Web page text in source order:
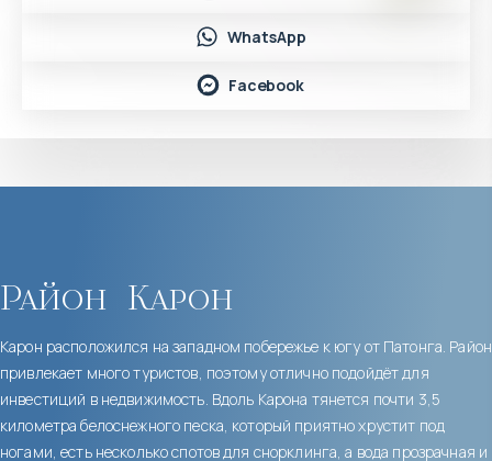
WhatsApp
Facebook
Район Карон
Карон расположился на западном побережье к югу от Патонга. Район
привлекает много туристов, поэтому отлично подойдёт для
инвестиций в недвижимость. Вдоль Карона тянется почти 3,5
километра белоснежного песка, который приятно хрустит под
ногами, есть несколько спотов для снорклинга, а вода прозрачная и